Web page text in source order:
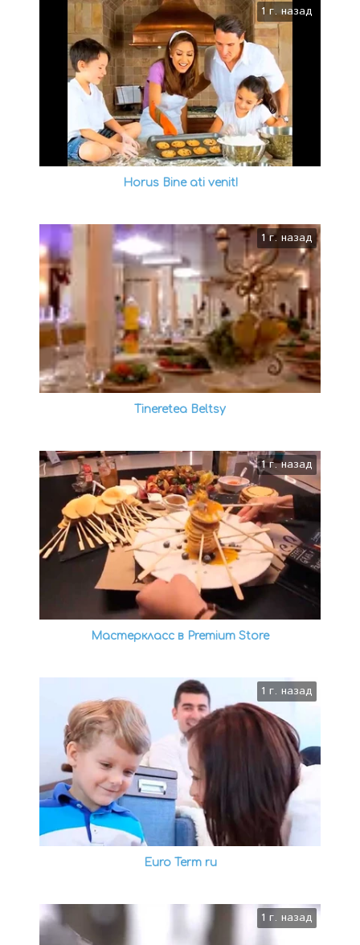
1 г. назад
Horus Bine ati venit!
1 г. назад
Tineretea Beltsy
1 г. назад
Мастеркласс в Premium Store
1 г. назад
Euro Term ru
1 г. назад